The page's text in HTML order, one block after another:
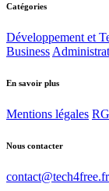
Catégories
Développement et
Business
En savoir plus
Mentions légales
Nous contacter
contact@tech4free.fr